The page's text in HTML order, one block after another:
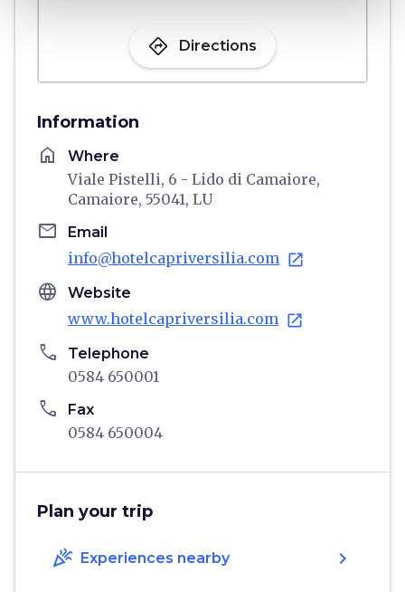
directions Directions
Information
home Where
Viale Pistelli, 6 - Lido di Camaiore,
Camaiore, 55041, LU
email Email
info@hotelcapriversilia.com open_in_new
language Website
www.hotelcapriversilia.com open_in_new
phone Telephone
0584 650001
phone Fax
0584 650004
Plan your trip
celebration Experiences nearby chevron_right